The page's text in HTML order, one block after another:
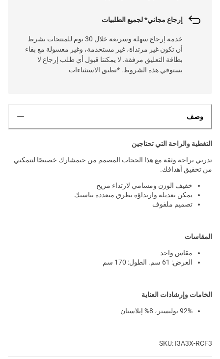
إرجاع مجاني* لجميع الطلبيات
خدمة إرجاع سهلة وسريعة خلال 30 يوم للمنتجات بشرط
أن تكون غير مرتداة، غير مستخدمة، وغير مغسولة مع بقاء
بطاقة التعليق مرفقة. لا يمكننا قبول أي طلب إرجاع لا
يستوفي هذه الشروط. *تطبق الاستثناءات
وصف
التغطية والراحة التي تحتاجين
تدربي براحة وثقة مع هذا الحجاب المصمم من جيمشارك خصيصًا لتتمكني
من تحقيق أهدافك.
خفيف الوزن ومسامي لارتداء مريح
يمكن تعديله وارتداؤه بطرق متعددة تناسبك
تصميم ملفوف
المقاسات
مقاس واحد
العرض: 61 سم. الطول: 170 سم
الخامات وإرشادات العناية
92% بوليستر، 8% إيلاستان
SKU: I3A3X-RCF3